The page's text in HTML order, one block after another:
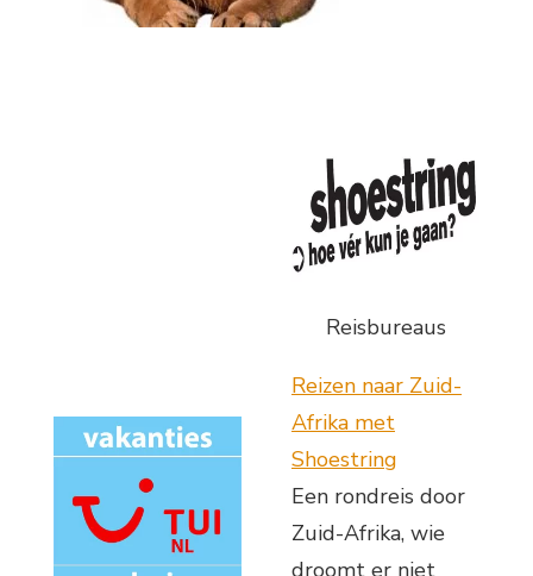
Reisbureaus
Reizen naar Zuid-
Afrika met
Shoestring
Een rondreis door
Zuid-Afrika, wie